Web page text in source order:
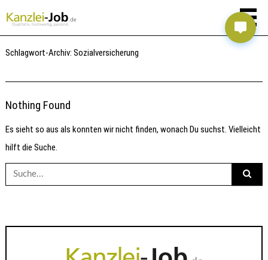
Schlagwort-Archiv:Sozialversicherung
Nothing Found
Es sieht so aus als konnten wir nicht finden, wonach Du suchst. Vielleicht
hilft die Suche.
Suche
nach: